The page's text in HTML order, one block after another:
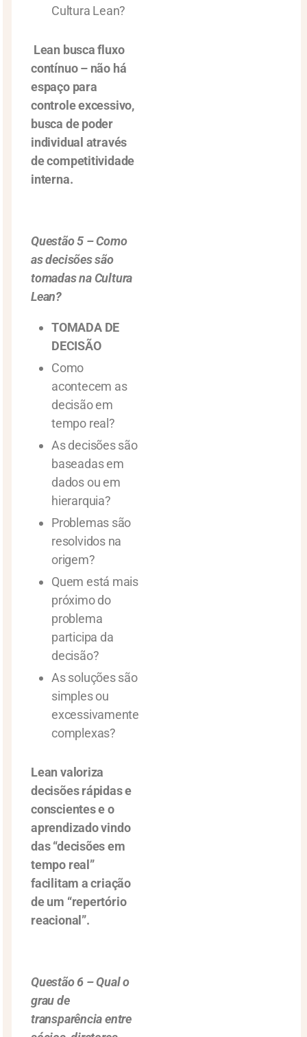
Cultura Lean?
Lean busca fluxo
contínuo – não há
espaço para
controle excessivo,
busca de poder
individual através
de competitividade
interna.
Questão 5 – Como
as decisões são
tomadas na Cultura
Lean?
TOMADA DE
DECISÃO
Como
acontecem as
decisão em
tempo real?
As decisões são
baseadas em
dados ou em
hierarquia?
Problemas são
resolvidos na
origem?
Quem está mais
próximo do
problema
participa da
decisão?
As soluções são
simples ou
excessivamente
complexas?
Lean valoriza
decisões rápidas e
conscientes e o
aprendizado vindo
das “decisões em
tempo real”
facilitam a criação
de um “repertório
reacional”.
Questão 6 – Qual o
grau de
transparência entre